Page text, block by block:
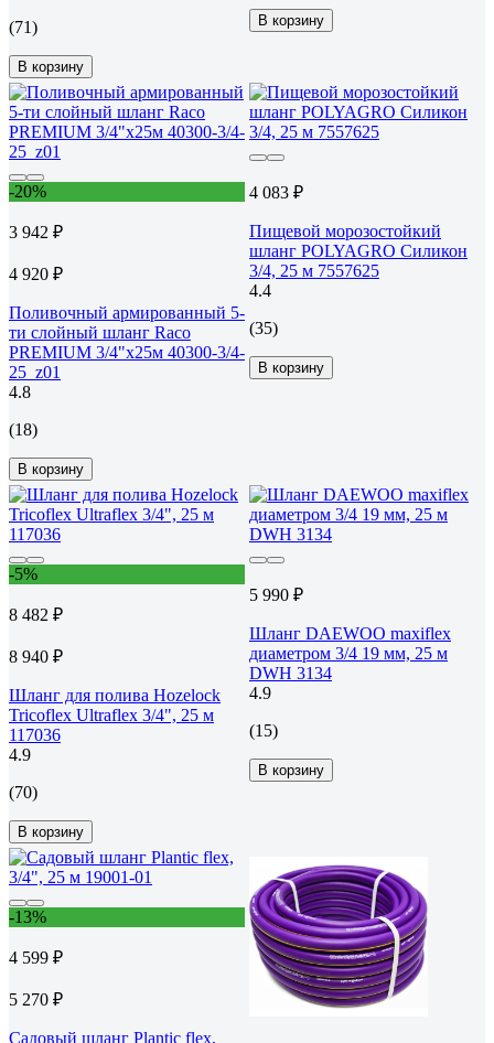
(71)
В корзину
В корзину
-20%
3 942 ₽
4 920 ₽
Поливочный армированный 5-
ти слойный шланг Raco
PREMIUM 3/4"x25м 40300-3/4-
25_z01
4.8
(18)
В корзину
4 083 ₽
Пищевой морозостойкий
шланг POLYAGRO Силикон
3/4, 25 м 7557625
4.4
(35)
В корзину
-5%
8 482 ₽
8 940 ₽
Шланг для полива Hozelock
Tricoflex Ultraflex 3/4", 25 м
117036
4.9
(70)
В корзину
5 990 ₽
Шланг DAEWOO maxiflex
диаметром 3/4 19 мм, 25 м
DWH 3134
4.9
(15)
В корзину
-13%
4 599 ₽
5 270 ₽
Садовый шланг Plantic flex,